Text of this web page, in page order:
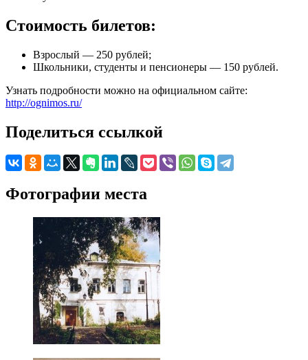
Стоимость билетов:
Взрослый — 250 рублей;
Школьники, студенты и пенсионеры — 150 рублей.
Узнать подробности можно на официальном сайте:
http://ognimos.ru/
Поделиться ссылкой
Фотографии места